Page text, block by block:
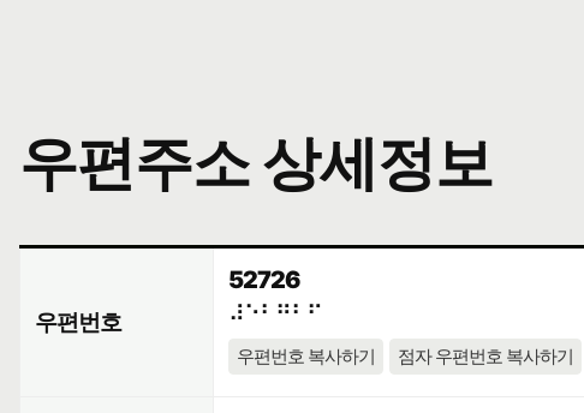
우편주소 상세정보
우편번호
52726
⠼⠑⠃⠛⠃⠋
우편번호 복사하기 점자 우편번호 복사하기